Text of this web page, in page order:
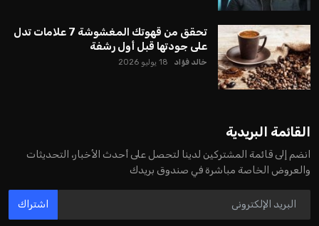
تحقق من قهوتك المغشوشة 7 علامات تدل
على جودتها قبل أول رشفة
خالد فؤاد 18 يوليو 2026
القائمة البريدية
انضم إلى قائمة المشتركين لدينا لتحصل على أحدث الأخبار، التحديثات
والعروض الخاصة مباشرة في صندوق بريدك
اشتراك